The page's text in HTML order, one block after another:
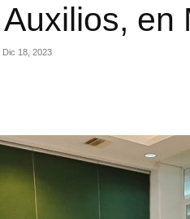
en
Dic 18, 2023